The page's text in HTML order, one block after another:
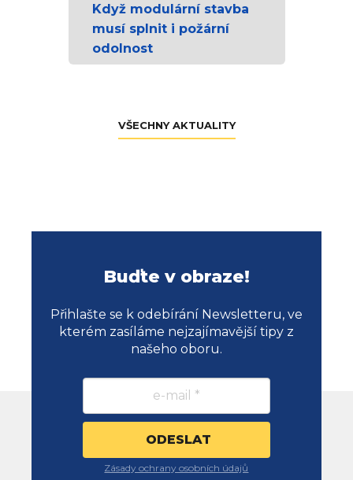
Když modulární stavba
musí splnit i požární
odolnost
VŠECHNY AKTUALITY
Buďte v obraze!
Přihlašte se k odebírání Newsletteru, ve
kterém zasíláme nejzajímavější tipy z
našeho oboru.
Zásady ochrany osobních údajů